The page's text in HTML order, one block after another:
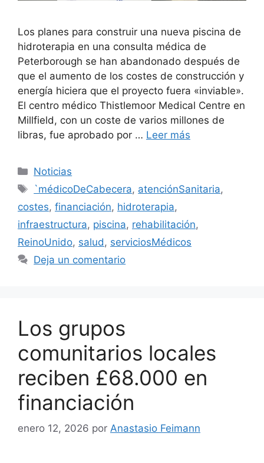
Los planes para construir una nueva piscina de
hidroterapia en una consulta médica de
Peterborough se han abandonado después de
que el aumento de los costes de construcción y
energía hiciera que el proyecto fuera «inviable».
El centro médico Thistlemoor Medical Centre en
Millfield, con un coste de varios millones de
libras, fue aprobado por … Leer más
Categorías
Noticias
Etiquetas
`médicoDeCabecera, atenciónSanitaria,
costes, financiación, hidroterapia,
infraestructura, piscina, rehabilitación,
ReinoUnido, salud , serviciosMédicos
Deja un comentario
Los grupos
comunitarios locales
reciben £68.000 en
financiación
enero 12, 2026 por Anastasio Feimann